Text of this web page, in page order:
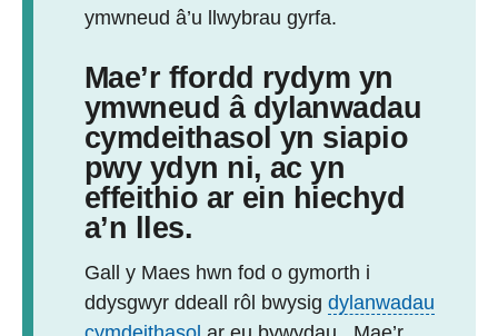
ymwneud â’u llwybrau gyrfa.
Mae’r ffordd rydym yn
ymwneud â dylanwadau
cymdeithasol yn siapio
pwy ydyn ni, ac yn
effeithio ar ein hiechyd
a’n lles.
Gall y Maes hwn fod o gymorth i
ddysgwyr ddeall rôl bwysig dylanwadau